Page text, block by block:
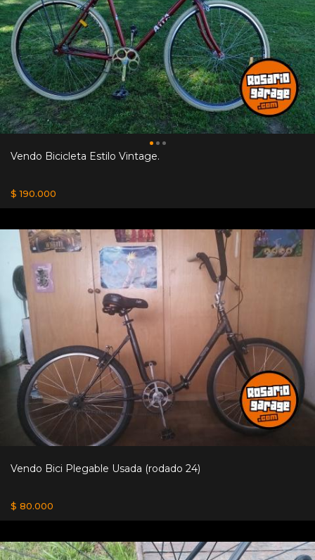
Vendo Bicicleta Estilo Vintage.
$ 190.000
Vendo Bici Plegable Usada (rodado 24)
$ 80.000